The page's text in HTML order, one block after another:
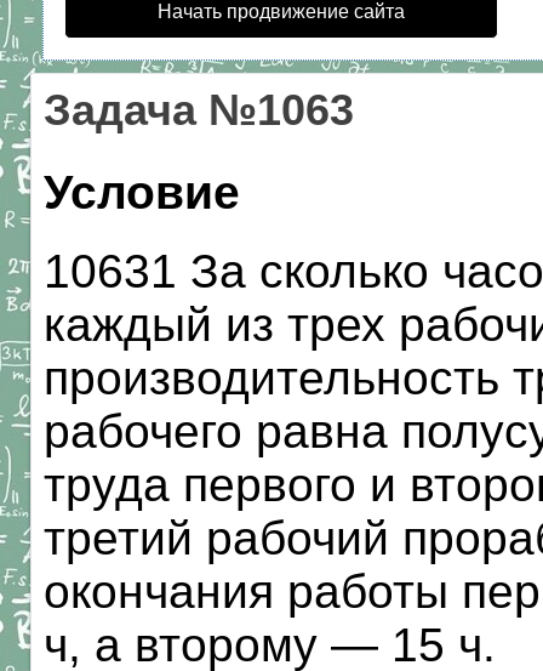
Начать продвижение сайта
Задача №1063
Условие
10631 За сколько
каждый из трех
производительность
рабочего равна
труда первого и
третий рабочий
окончания работы
ч, а второму — 15 ч.